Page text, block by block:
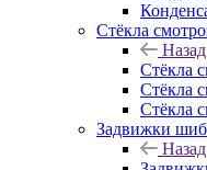
Стёкла
Назад
Стёкла
Стёкла
Стёкла
Задвижки
Назад